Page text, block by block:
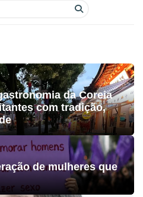
da Coreia
com tradição,
de mulheres que